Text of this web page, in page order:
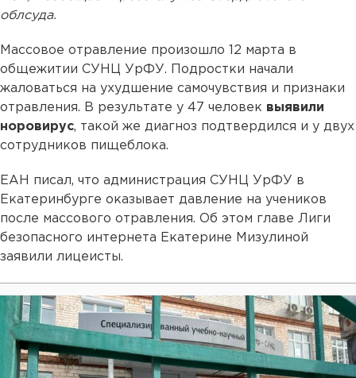
облсуда.
Массовое отравление произошло 12 марта в
общежитии СУНЦ УрФУ. Подростки начали
жаловаться на ухудшение самочувствия и признаки
отравления. В результате у 47 человек выявили
норовирус, такой же диагноз подтвердился и у двух
сотрудников пищеблока.
ЕАН писал, что администрация СУНЦ УрФУ в
Екатеринбурге оказывает давление на учеников
после массового отравления. Об этом главе Лиги
безопасного интернета Екатерине Мизулиной
заявили лицеисты.